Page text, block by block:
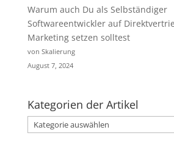
Warum auch Du als Selbständiger
Softwareentwickler auf
Marketing setzen solltest
von Skalierung
August 7, 2024
Kategorien der Artikel
Kategorien
der